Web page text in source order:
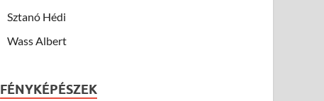
Sztanó Hédi
Wass Albert
FÉNYKÉPÉSZEK